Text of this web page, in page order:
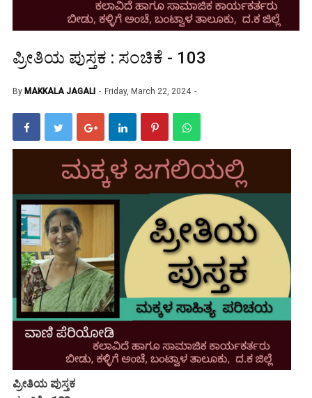
ಪ್ರೀತಿಯ ಪುಸ್ತಕ : ಸಂಚಿಕೆ - 103
By MAKKALA JAGALI Friday, March 22, 2024
ಪ್ರೀತಿಯ ಪುಸ್ತಕ